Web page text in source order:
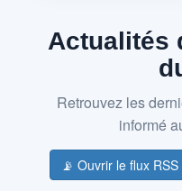
Actualités
Retrouvez les
informé
📡 Ouvrir le flux RSS